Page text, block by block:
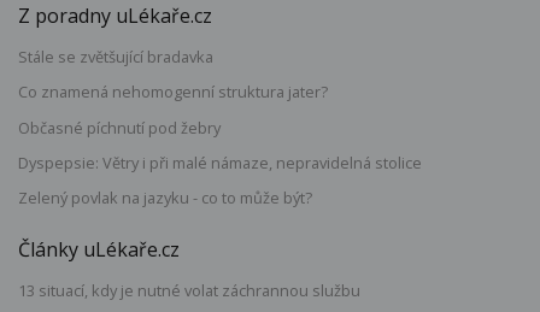
Z poradny uLékaře.cz
Stále se zvětšující bradavka
Co znamená nehomogenní struktura jater?
Občasné píchnutí pod žebry
Dyspepsie: Větry i při malé námaze, nepravidelná stolice
Zelený povlak na jazyku - co to může být?
Články uLékaře.cz
13 situací, kdy je nutné volat záchrannou službu